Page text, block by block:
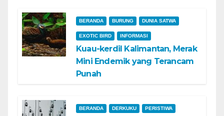
BERANDA BURUNG DUNIA SATWA
EXOTIC BIRD INFORMASI
Kuau-kerdil Kalimantan, Merak
Mini Endemik yang Terancam
Punah
BERANDA DERKUKU PERISTIWA